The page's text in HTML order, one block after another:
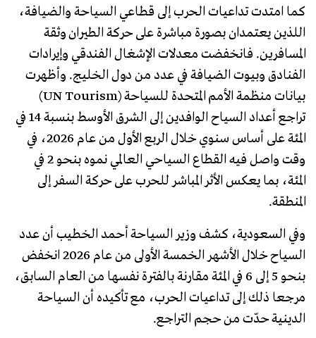
كما امتدت تداعيات الحرب إلى قطاعي السياحة والضيافة،
اللذين يعتمدان بصورة مباشرة على حركة الطيران وثقة
المسافرين. فانخفضت معدلات الإشغال الفندقي وإيرادات
الفنادق وبيوت الضيافة في عدد من دول الخليج. وأظهرت
بيانات منظمة الأمم المتحدة للسياحة (UN Tourism)
تراجع أعداد السياح الوافدين إلى الشرق الأوسط بنسبة 14 في
المئة على أساس سنوي خلال الربع الأول من عام 2026، في
وقت واصل فيه القطاع السياحي العالمي نموه بنحو 2 في
المئة، بما يعكس الأثر المباشر للحرب على حركة السفر إلى
المنطقة.
وفي السعودية، كشف وزير السياحة أحمد الخطيب أن عدد
السياح خلال الأشهر الخمسة الأولى من عام 2026 انخفض
بنحو 5 إلى 6 في المئة مقارنة بالفترة نفسها من العام السابق،
مرجعا ذلك إلى تداعيات الحرب، مع تأكيده أن السياحة
الدينية حدّت من حجم التراجع.